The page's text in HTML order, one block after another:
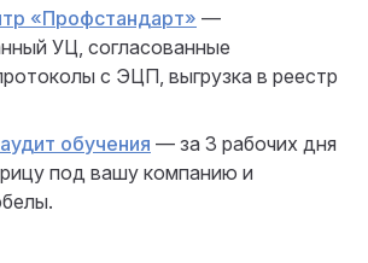
«Профстандарт» —
УЦ, согласованные
с ЭЦП, выгрузка в реестр
обучения — за 3 рабочих дня
под вашу компанию и